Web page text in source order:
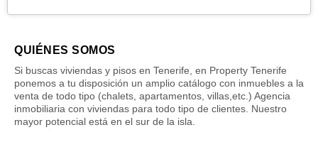
QUIÉNES SOMOS
Si buscas viviendas y pisos en Tenerife, en Property Tenerife
ponemos a tu disposición un amplio catálogo con inmuebles a la
venta de todo tipo (chalets, apartamentos, villas,etc.) Agencia
inmobiliaria con viviendas para todo tipo de clientes. Nuestro
mayor potencial está en el sur de la isla.